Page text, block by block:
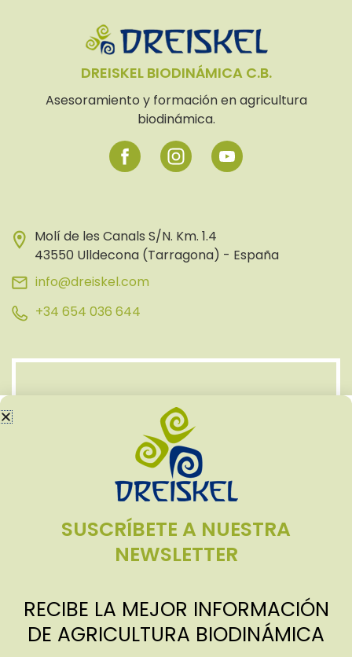
DREISKEL BIODINÁMICA C.B.
Asesoramiento y formación en agricultura
biodinámica.
Molí de les Canals S/N. Km. 1.4
43550 Ulldecona (Tarragona) - España
info@dreiskel.com
+34 654 036 644
SUSCRÍBETE A NUESTRA
NEWSLETTER
RECIBE LA MEJOR INFORMACIÓN
DE AGRICULTURA BIODINÁMICA